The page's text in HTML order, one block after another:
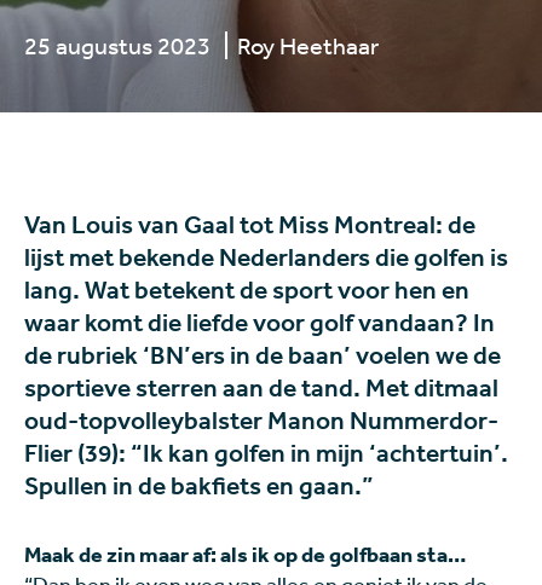
25 augustus 2023 Roy Heethaar
Van Louis van Gaal tot Miss Montreal: de
lijst met bekende Nederlanders die golfen is
lang. Wat betekent de sport voor hen en
waar komt die liefde voor golf vandaan? In
de rubriek ‘BN’ers in de baan’ voelen we de
sportieve sterren aan de tand. Met ditmaal
oud-topvolleybalster Manon Nummerdor-
Flier (39): “Ik kan golfen in mijn ‘achtertuin’.
Spullen in de bakfiets en gaan.”
Maak de zin maar af: als ik op de golfbaan sta…